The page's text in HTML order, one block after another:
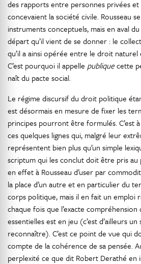
des rapports entre personnes privées et
concevaient la société civile. Rousseau
instruments conceptuels, mais en aval
départ qu’il vient de se donner : le
qu’il a ainsi opérée entre le droit
C’est pourquoi il appelle publiquecette
naît du pacte social.
Le régime discursif du droit politique
est désormais en mesure de fixer les
principes pourront être formulés. C’est
ces quelques lignes qui, malgré leur
représentent bien plus qu’un simple
scriptum qui les conclut doit être pris
en effet à Rousseau d’user par
la place d’un autre et en particulier du
corps politique, mais il en fait un emploi
chaque fois que l’exacte compréhension
essentielles est en jeu (c’est d’ailleurs
reconnaître). C’est ce point de vue qui
compte de la cohérence de sa pensée.
perplexité ce que dit Robert Derathé en